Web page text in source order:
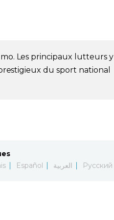
Les principaux lutteurs y
du sport national
Español العربية Русский